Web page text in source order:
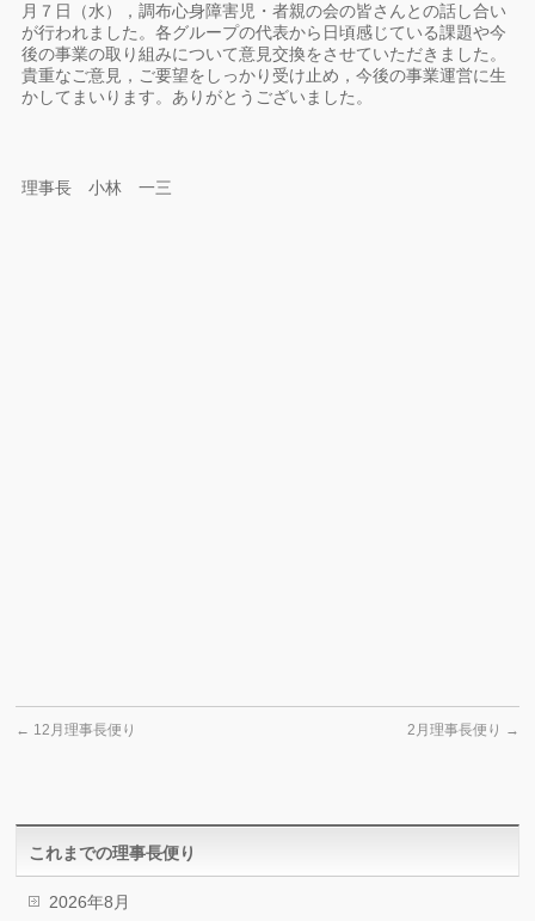
月７日（水），調布心身障害児・者親の会の皆さんとの話し合い
が行われました。各グループの代表から日頃感じている課題や今
後の事業の取り組みについて意見交換をさせていただきました。
貴重なご意見，ご要望をしっかり受け止め，今後の事業運営に生
かしてまいります。ありがとうございました。
理事長 小林 一三
← 12月理事長便り 2月理事長便り →
これまでの理事長便り
2026年8月